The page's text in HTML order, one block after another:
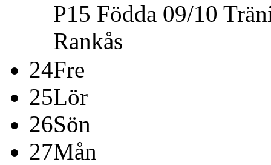
P15 Födda 09/10
Rankås
24Fre
25Lör
26Sön
27Mån